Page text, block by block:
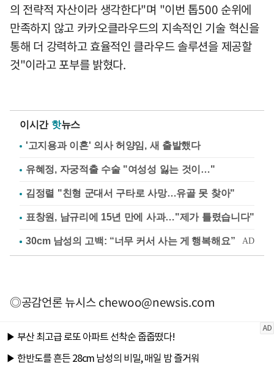
의 전략적 자산이라 생각한다"며 "이번 톱500 순위에
만족하지 않고 카카오클라우드의 지속적인 기술 혁신을
통해 더 강력하고 효율적인 클라우드 솔루션을 제공할
것"이라고 포부를 밝혔다.
이시간 핫뉴스
'고지용과 이혼' 의사 허양임, 새 출발했다
유혜정, 자궁적출 수술 "여성성 잃는 것이…"
김정렬 "친형 군대서 구타로 사망…유골 못 찾아"
표창원, 남규리에 15년 만에 사과…"제가 틀렸습니다"
◎공감언론 뉴시스chewoo@newsis.com